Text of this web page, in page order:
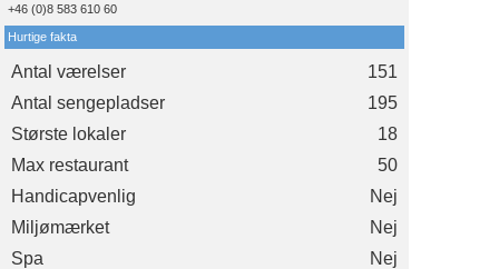
+46 (0)8 583 610 60
Hurtige fakta
Antal værelser
151
Antal sengepladser
195
Største lokaler
18
Max restaurant
50
Handicapvenlig
Nej
Miljømærket
Nej
Spa
Nej